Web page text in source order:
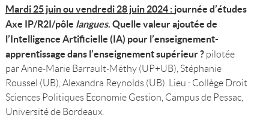
Mardi 25 juin ou vendredi 28 juin 2024 : journée d’études
Axe IP/R2I/pôle langues. Quelle valeur ajoutée de
l’Intelligence Artificielle (IA) pour l’enseignement-
apprentissage dans l’enseignement supérieur ?pilotée
par Anne-Marie Barrault-Méthy (UP+UB), Stéphanie
Roussel (UB), Alexandra Reynolds (UB). Lieu : Collège Droit
Sciences Politiques Economie Gestion, Campus de Pessac,
Université de Bordeaux.